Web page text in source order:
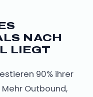
NACH
LIEGT
90% ihrer
Outbound,